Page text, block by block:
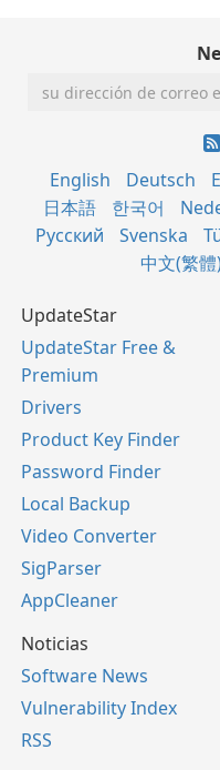
English Deutsch
日本語
한국어
Русский
Svenska
中文(繁
UpdateStar
UpdateStar Free &
Premium
Drivers
Product Key Finder
Password Finder
Local Backup
Video Converter
SigParser
AppCleaner
Noticias
Software News
Vulnerability Index
RSS